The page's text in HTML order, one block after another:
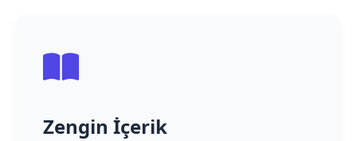
Zengin İçerik